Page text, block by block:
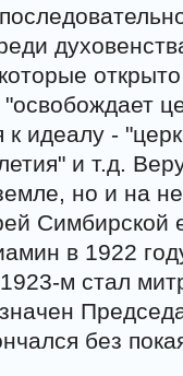
идеалу -
и т.д.
но и на
Симбирской
в 1922
м стал
без